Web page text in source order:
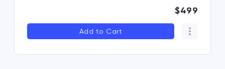
$499
Add to Cart